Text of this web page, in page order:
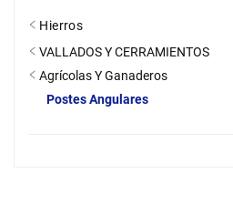
Hierros
VALLADOS Y CERRAMIENTOS
Agrícolas Y Ganaderos
Postes Angulares